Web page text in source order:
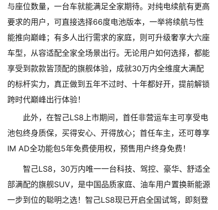
与座位数量，一台车就能满足全家期待。对纯电续航有更高
要求的用户，可直接选择66度电池版本，一举将续航与性
能推向巅峰；有多人出行需求的家庭，则可升级奢享大六座
车型，从容适配全家全场景出行。无论用户如何选择，都能
享受到款款皆顶配的旗舰体验，成就30万内全维度大满配
的标杆实力，真正做到五年不过时、十年都好开，提前解锁
跨时代巅峰出行体验！
此外，在智己LS8上市期间，首任非营运车主可享受电
池包终身质保，买得安心、开得放心；首任车主，还可尊享
IM AD全功能包5年免费使用权，预售用户终身免费！
智己LS8，30万内唯一一台科技、驾控、豪华、舒适全
部满配的旗舰SUV，是中国品质家庭、油车用户置换新能源
一步到位的聪明之选！智己LS8现已开启全国试驾，即刻登